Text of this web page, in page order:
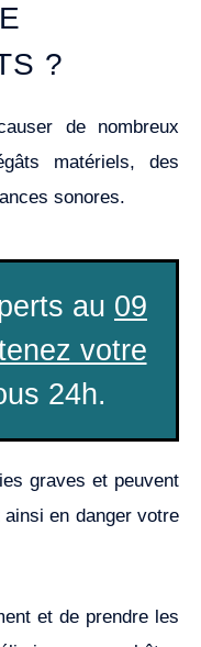
?
de nombreux
matériels, des
sonores.
au 09
votre
24h.
graves et peuvent
en danger votre
et de prendre les